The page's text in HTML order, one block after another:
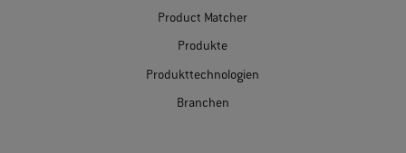
Product Matcher
Produkte
Produkttechnologien
Branchen